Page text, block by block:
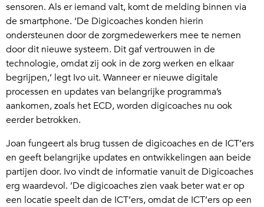
sensoren. Als er iemand valt, komt de melding binnen via
de smartphone. ‘De Digicoaches konden hierin
ondersteunen door de zorgmedewerkers mee te nemen
door dit nieuwe systeem. Dit gaf vertrouwen in de
technologie, omdat zij ook in de zorg werken en elkaar
begrijpen,’ legt Ivo uit. Wanneer er nieuwe digitale
processen en updates van belangrijke programma’s
aankomen, zoals het ECD, worden digicoaches nu ook
eerder betrokken.
Joan fungeert als brug tussen de digicoaches en de ICT’ers
en geeft belangrijke updates en ontwikkelingen aan beide
partijen door. Ivo vindt de informatie vanuit de Digicoaches
erg waardevol. ’De digicoaches zien vaak beter wat er op
een locatie speelt dan de ICT’ers, omdat de ICT’ers op een